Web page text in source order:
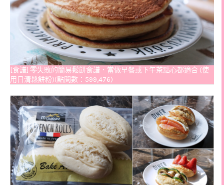
[食譜] 零失敗的簡易鬆餅食譜．當做早餐或下午茶點心都適合 (使
用日清鬆餅粉)(點閱數：599,476)